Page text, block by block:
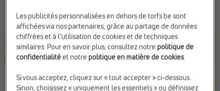
79,99 € 59,99 €
Prix le plus bas précédent :59,99 €
Couleur
Les publicités personnalisées en dehors de torfs.be sont
affichées via nos partenaires, grâce au partage de données
chiffrées et à l’utilisation de cookies et de techniques
similaires. Pour en savoir plus, consultez notrepolitique de
confidentialité et notrepolitique en matière de cookies.
Si vous acceptez, cliquez sur « tout accepter » ci-dessous.
Sinon, choisissez « uniquement les essentiels » ou définissez